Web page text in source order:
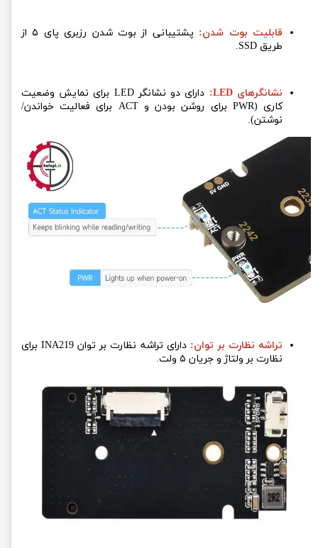
قابلیت بوت شدن:
پشتیبانی از بوت شدن رزبری پای ۵ از
طریق SSD.
نشانگرهای LED:
دارای دو نشانگر LED برای نمایش وضعیت
کاری (PWR برای روشن بودن و ACT برای فعالیت خواندن/
نوشتن).
تراشه نظارت بر توان:
دارای تراشه نظارت بر توان INA219 برای
نظارت بر ولتاژ و جریان ۵ ولت.